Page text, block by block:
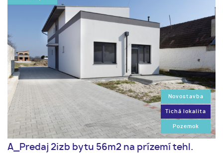
Novostavba
Tichá lokalita
Pozemok
A_Predaj 2izb bytu 56m2 na prízemí tehl.